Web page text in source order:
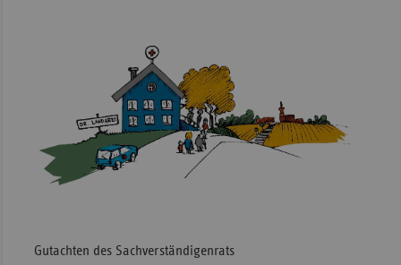
Gutachten des Sachverständigenrats